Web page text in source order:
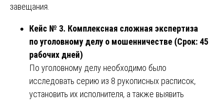
завещания.
Кейс № 3. Комплексная сложная экспертиза
по уголовному делу о мошенничестве (Срок: 45
рабочих дней)
По уголовному делу необходимо было
исследовать серию из 8 рукописных расписок,
установить их исполнителя, а также выявить